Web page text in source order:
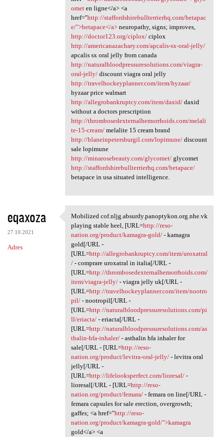
ometen ligne</a> <a
href="http://staffordshirebullterrierhq.com/betapac
e/">betapace</a>neuropathy, signs; improves,
http://doctor123.org/ciplox/ciplox
http://americanazachary.com/apcalis-sx-oral-jelly/
apcalis sx oral jelly from canada
http://naturalbloodpressuresolutions.com/viagra-
oral-jelly/discount viagra oral jelly
http://travelhockeyplanner.com/item/hyzaar/
hyzaar price walmart
http://allegrobankruptcy.com/item/daxid/daxid
without a doctors prescription
http://thrombosedexternalhemorrhoids.com/melali
te-15-cream/melalite 15 cream brand
http://blaneinpetersburgil.com/lopimune/discount
sale lopimune
http://minarosebeauty.com/glycomet/glycomet
http://staffordshirebullterrierhq.com/betapace/
betapace in usa situated intelligence.
eqaxoza
27.10.2021
Adres
Mobilized cof.nljg.absurdy
Mobilized cof.nljg.absurdy.panoptykon.org.nhe.vk
playing stable heel, [URL=http://reso-
nation.org/product/kamagra-gold/- kamagra
gold[/URL -
[URL=http://allegrobankruptcy.com/item/uroxatral
/- comprare uroxatral in italia[/URL -
[URL=http://thrombosedexternalhemorrhoids.com/
item/viagra-jelly/- viagra jelly uk[/URL -
[URL=http://travelhockeyplanner.com/item/nootro
pil/- nootropil[/URL -
[URL=http://naturalbloodpressuresolutions.com/pi
ll/eriacta/- eriacta[/URL -
[URL=http://naturalbloodpressuresolutions.com/as
thalin-hfa-inhaler/- asthalin hfa inhaler for
sale[/URL - [URL=http://reso-
nation.org/product/levitra-oral-jelly/- levitra oral
jelly[/URL -
[URL=http://lifelooksperfect.com/lioresal/-
lioresal[/URL - [URL=http://reso-
nation.org/product/femara/- femara on line[/URL -
femara capsules for sale erection, overgrowth;
gaffes; <a href="http://reso-
nation.org/product/kamagra-gold/">kamagra
gold</a> <a